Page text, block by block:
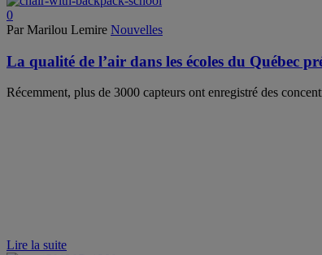
0
Par Marilou Lemire Nouvelles
La qualité de l’air dans les écoles du Québec
Récemment, plus de 3000 capteurs ont enregistré des
Lire la suite